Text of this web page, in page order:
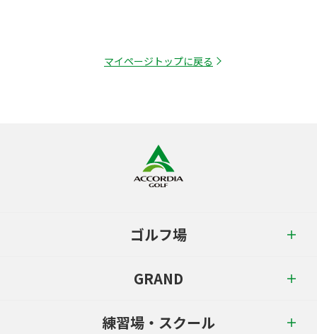
マイページトップに戻る
ゴルフ場
GRAND
練習場・スクール